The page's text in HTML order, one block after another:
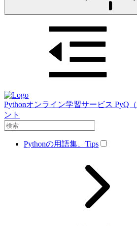
Pythonオンライン学習サービス PyQ
ント
Pythonの用語集、Tips